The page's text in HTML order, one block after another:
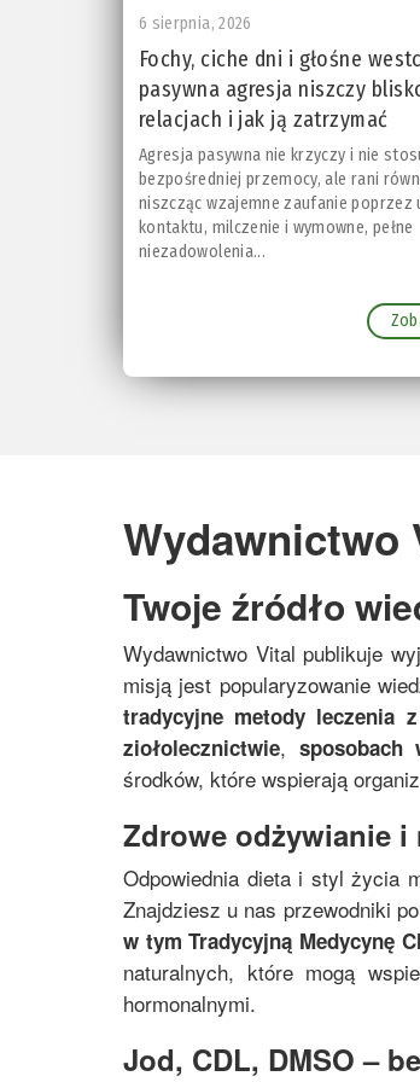
6 sierpnia, 2026
Fochy, ciche dni i głośne
pasywna agresja niszczy
relacjach i jak ją zatrzymać
Agresja pasywna nie krzyczy i nie
bezpośredniej przemocy, ale rani
niszcząc wzajemne zaufanie poprzez
kontaktu, milczenie i wymowne, pełne
niezadowolenia...
Wydawnictwo
Twoje źródło
Wydawnictwo Vital publikuje
misją jest popularyzowanie
tradycyjne metody leczenia
ziołolecznictwie, sposobach
środków, które wspierają
Zdrowe odżywianie i
Odpowiednia dieta i styl życia
Znajdziesz u nas przewodniki po
w tymTradycyjną Medycynę
naturalnych, które mogą
hormonalnymi.
Jod, CDL, DMSO –